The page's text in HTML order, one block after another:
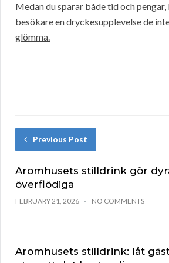
Medan du sparar både tid och
besökare en dryckesupplevelse de
glömma.
Previous Post
Aromhusets stilldrink gör
överflödiga
FEBRUARY 21, 2026 NO COMMENTS
Aromhusets stilldrink: låt